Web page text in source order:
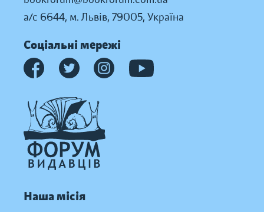
а/с 6644, м. Львів, 79005, Україна
Соціальні мережі
Наша місія